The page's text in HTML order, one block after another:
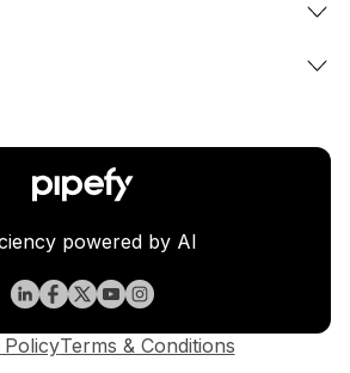
powered by AI
Terms & Conditions